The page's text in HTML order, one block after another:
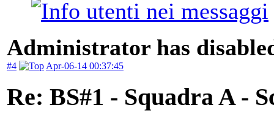
Administrator has
#4 Apr-06-14 00:37:45
Re: BS#1 - Squadra A -